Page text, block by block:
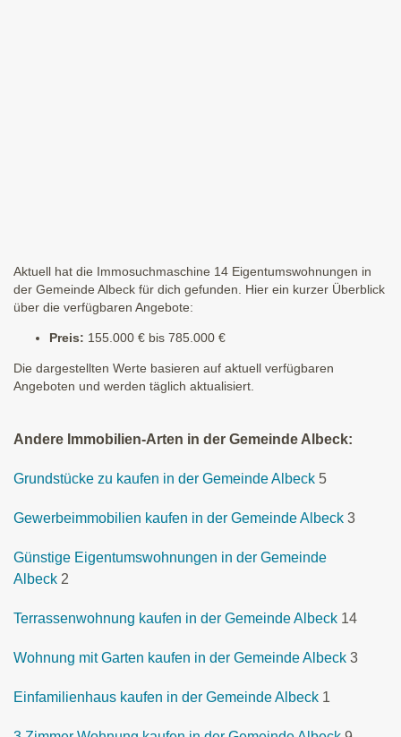
Aktuell hat die Immosuchmaschine 14 Eigentumswohnungen in
der Gemeinde Albeck für dich gefunden. Hier ein kurzer Überblick
über die verfügbaren Angebote:
Preis: 155.000 € bis 785.000 €
Die dargestellten Werte basieren auf aktuell verfügbaren
Angeboten und werden täglich aktualisiert.
Andere Immobilien-Arten in der Gemeinde Albeck:
Grundstücke zu kaufen in der Gemeinde Albeck 5
Gewerbeimmobilien kaufen in der Gemeinde Albeck 3
Günstige Eigentumswohnungen in der Gemeinde
Albeck 2
Terrassenwohnung kaufen in der Gemeinde Albeck 14
Wohnung mit Garten kaufen in der Gemeinde Albeck 3
Einfamilienhaus kaufen in der Gemeinde Albeck 1